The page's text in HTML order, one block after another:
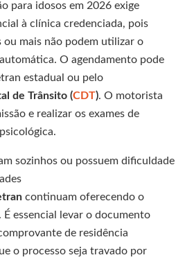
para idosos em 2026 exige
à clínica credenciada, pois
mais não podem utilizar o
O agendamento pode
estadual ou pelo
de Trânsito (CDT). O motorista
e realizar os exames de
sozinhos ou possuem dificuldade
continuam oferecendo o
essencial levar o documento
de residência
o processo seja travado por